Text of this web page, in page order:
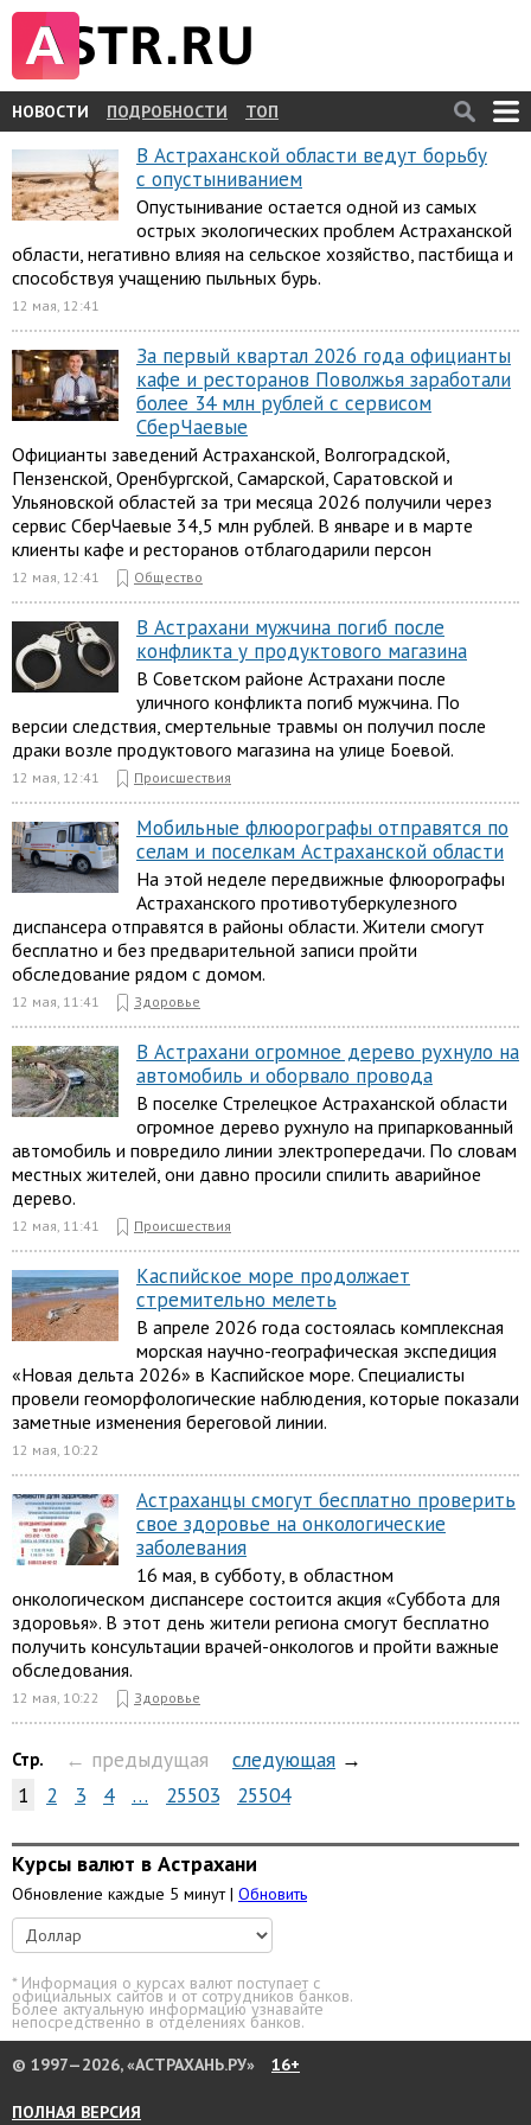
НОВОСТИ ПОДРОБНОСТИ ТОП
В Астраханской области ведут борьбу
с опустыниванием
Опустынивание остается одной из самых
острых экологических проблем Астраханской
области, негативно влияя на сельское хозяйство, пастбища и
способствуя учащению пыльных бурь.
12 мая, 12:41
За первый квартал 2026 года официанты
кафе и ресторанов Поволжья заработали
более 34 млн рублей с сервисом
СберЧаевые
Официанты заведений Астраханской, Волгоградской,
Пензенской, Оренбургской, Самарской, Саратовской и
Ульяновской областей за три месяца 2026 получили через
сервис СберЧаевые 34,5 млн рублей. В январе и в марте
клиенты кафе и ресторанов отблагодарили персон
12 мая, 12:41 Общество
В Астрахани мужчина погиб после
конфликта у продуктового магазина
В Советском районе Астрахани после
уличного конфликта погиб мужчина. По
версии следствия, смертельные травмы он получил после
драки возле продуктового магазина на улице Боевой.
12 мая, 12:41 Происшествия
Мобильные флюорографы отправятся по
селам и поселкам Астраханской области
На этой неделе передвижные флюорографы
Астраханского противотуберкулезного
диспансера отправятся в районы области. Жители смогут
бесплатно и без предварительной записи пройти
обследование рядом с домом.
12 мая, 11:41 Здоровье
В Астрахани огромное дерево рухнуло на
автомобиль и оборвало провода
В поселке Стрелецкое Астраханской области
огромное дерево рухнуло на припаркованный
автомобиль и повредило линии электропередачи. По словам
местных жителей, они давно просили спилить аварийное
дерево.
12 мая, 11:41 Происшествия
Каспийское море продолжает
стремительно мелеть
В апреле 2026 года состоялась комплексная
морская научно-географическая экспедиция
«Новая дельта 2026» в Каспийское море. Специалисты
провели геоморфологические наблюдения, которые показали
заметные изменения береговой линии.
12 мая, 10:22
Астраханцы смогут бесплатно проверить
свое здоровье на онкологические
заболевания
16 мая, в субботу, в областном
онкологическом диспансере состоится акция «Суббота для
здоровья». В этот день жители региона смогут бесплатно
получить консультации врачей-онкологов и пройти важные
обследования.
12 мая, 10:22 Здоровье
Стр. ← предыдущая следующая →
1
2 3 4 … 25503 25504
Курсы валют в Астрахани
Обновление каждые 5 минут | Обновить
* Информация о курсах валют поступает с
официальных сайтов и от сотрудников банков.
Более актуальную информацию узнавайте
непосредственно в отделениях банков.
© 1997—2026, «АСТРАХАНЬ.РУ»
16+
ПОЛНАЯ ВЕРСИЯ